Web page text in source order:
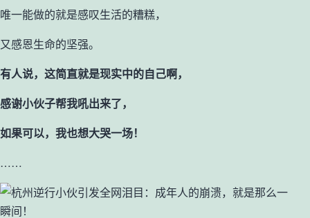
唯一能做的就是感叹生活的糟糕，
又感恩生命的坚强。
有人说，这简直就是现实中的自己啊，
感谢小伙子帮我吼出来了，
如果可以，我也想大哭一场！
……